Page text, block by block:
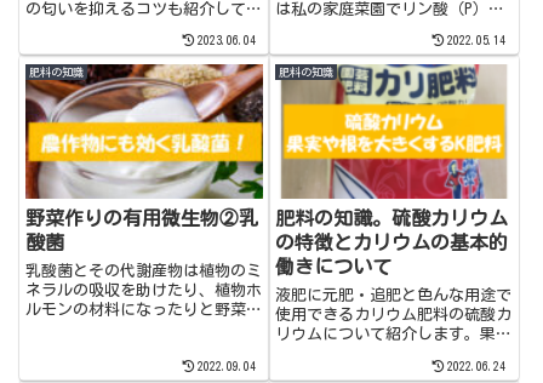
の匂いを抑えるコツも紹介してい
2023.06.04
は私の家庭菜園でリン酸（P）と
液体肥料として活躍しています。
2022.05.14
肥料の知識
野菜作りの有用微生物②乳
酸菌
乳酸菌とその代謝産物は植物のミ
ネラルの吸収を助けたり、植物ホ
ルモンの材料になったりと野菜作
2022.09.04
肥料の知識
肥料の知識。硫酸カリウム
の特徴とカリウムの基本的
働きについて
液肥に元肥・追肥と色んな用途で
使用できるカリウム肥料の硫酸カ
リウムについて紹介します。果実
の基本的な働きと共に紹介してい
2022.06.24